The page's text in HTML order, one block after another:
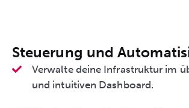
Steuerung und
Verwalte deine Infrastruktur im
und intuitiven Dashboard.